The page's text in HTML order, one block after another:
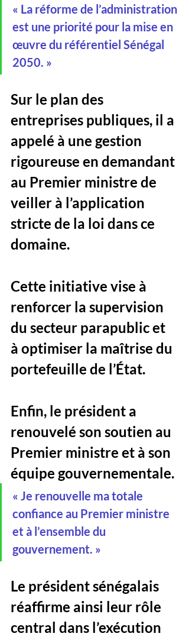
« La réforme de l’administration
est une priorité pour la mise en
œuvre du référentiel Sénégal
2050. »
Sur le plan des
entreprises publiques, il a
appelé à une gestion
rigoureuse en demandant
au Premier ministre de
veiller à l’application
stricte de la loi dans ce
domaine.
Cette initiative vise à
renforcer la supervision
du secteur parapublic et
à optimiser la maîtrise du
portefeuille de l’État.
Enfin, le président a
renouvelé son soutien au
Premier ministre et à son
équipe gouvernementale.
« Je renouvelle ma totale
confiance au Premier ministre
et à l’ensemble du
gouvernement. »
Le président sénégalais
réaffirme ainsi leur rôle
central dans l’exécution